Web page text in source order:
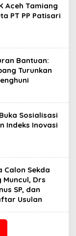
Aceh Tamiang
PT PP Patisari
Bantuan:
Turunkan
Sosialisasi
Indeks Inovasi
Calon Sekda
Drs
SP, dan
Usulan